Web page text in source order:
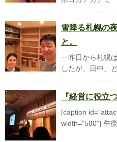
雪降る札幌の
と。
一昨日から札幌
したが、日中、
『経営に役立
[caption
width="580"] 午